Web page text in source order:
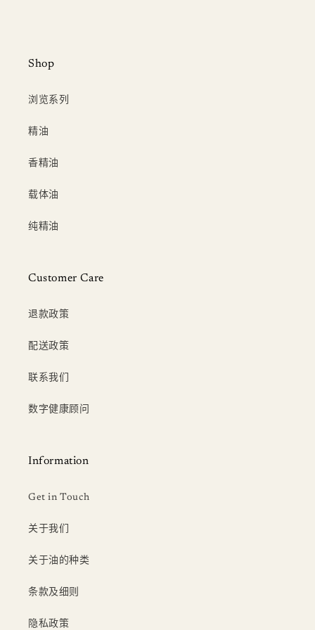
Shop
浏览系列
精油
香精油
载体油
纯精油
Customer Care
退款政策
配送政策
联系我们
数字健康顾问
Information
Get in Touch
关于我们
关于油的种类
条款及细则
隐私政策